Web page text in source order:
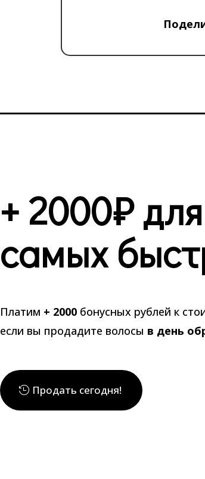
+ 2000₽ для
самых
Платим + 2000 бонусных рублей к
если вы продадите волосы в день
Продать сегодня!